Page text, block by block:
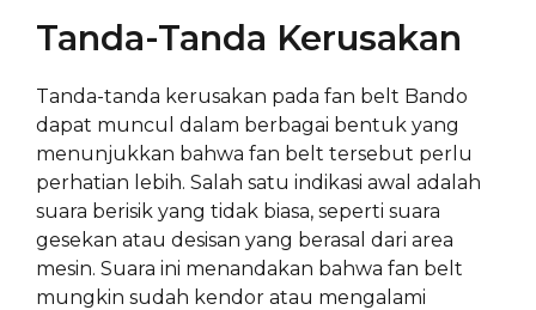
Tanda-Tanda Kerusakan
Tanda-tanda kerusakan pada fan belt Bando
dapat muncul dalam berbagai bentuk yang
menunjukkan bahwa fan belt tersebut perlu
perhatian lebih. Salah satu indikasi awal adalah
suara berisik yang tidak biasa, seperti suara
gesekan atau desisan yang berasal dari area
mesin. Suara ini menandakan bahwa fan belt
mungkin sudah kendor atau mengalami